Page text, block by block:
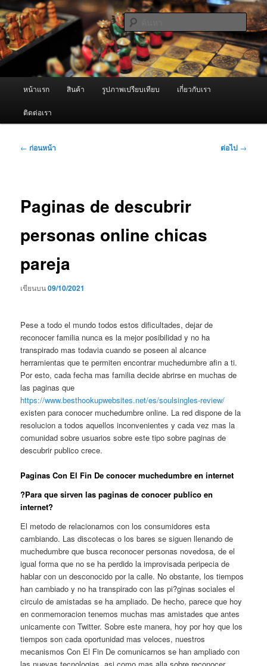
ข้าม
ไป
ยัง
เนื้อหา
หลัก ผู้นำเข้าเครื่องพ่นหมอกควัน Best
Fogger / Fogger One และ อะไหล่
จำหน่ายเครื่องพ่นหมอกควัน คุณภาพดี บริการด้วยความจริงใจ
ค้นหา
หน้าแรก สินค้า รูปภาพเปรียบเทียบ เกี่ยวกับเรา
ติดต่อเรา
เมนู
← ก่อนหน้า ต่อไป →
Paginas de descubrir
personas online chicas
pareja
เขียนบน09/10/2021
Pese a todo el mundo todos estos dificultades, dejar de
reconocer familia nunca es la mejor posibilidad y no ha
transpirado mas todavia cuando se poseen al alcance
herramientas que te permiten encontrar muchedumbre afin a ti.
Por esto, cada fecha mas familia decide abrirse en muchas de
las paginas que
https://www.besthookupwebsites.net/es/soulsingles-review/
existen para conocer muchedumbre online. La red dispone de la
resolucion a todos aquellos inconvenientes y cada vez mas la
comunidad sobre usuarios sobre este tipo sobre paginas de
descubrir publico crece.
Paginas Con El Fin De conocer muchedumbre en internet
?Para que sirven las paginas de conocer publico en
internet?
El metodo de relacionarnos con los consumidores esta
cambiando. Las discotecas o los bares se siguen llenando de
muchedumbre que busca reconocer personas novedosa, de el
igual forma que no se ha perdido la improvisada peripecia de
hablar con un desconocido por la calle. No obstante, los tiempos
han cambiado y no ha transpirado con las pi?ginas sociales el
circulo de amistadas se ha ampliado. De hecho, parece que hoy
en conmemoracion tenemos muchas mas amistades que antes
unicamente con Twitter. Sobre este manera, hoy por hoy que los
tiempos son cada oportunidad mas veloces, nuestros
mecanismos Con El Fin De comunicarnos se han ampliado con
las nuevas tecnologias, asi­ como mas alla sobre reconocer